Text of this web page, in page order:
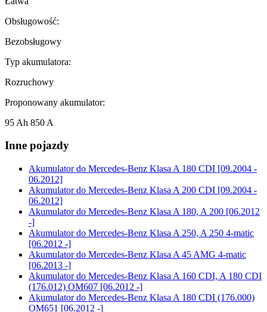
Obsługowość:
Bezobsługowy
Typ akumulatora:
Rozruchowy
Proponowany akumulator:
95 Ah 850 A
Inne pojazdy
Akumulator do Mercedes-Benz Klasa A 180 CDI [09.2004 -
06.2012]
Akumulator do Mercedes-Benz Klasa A 200 CDI [09.2004 -
06.2012]
Akumulator do Mercedes-Benz Klasa A 180, A 200 [06.2012
-]
Akumulator do Mercedes-Benz Klasa A 250, A 250 4-matic
[06.2012 -]
Akumulator do Mercedes-Benz Klasa A 45 AMG 4-matic
[06.2013 -]
Akumulator do Mercedes-Benz Klasa A 160 CDI, A 180 CDI
(176.012) OM607 [06.2012 -]
Akumulator do Mercedes-Benz Klasa A 180 CDI (176.000)
OM651 [06.2012 -]